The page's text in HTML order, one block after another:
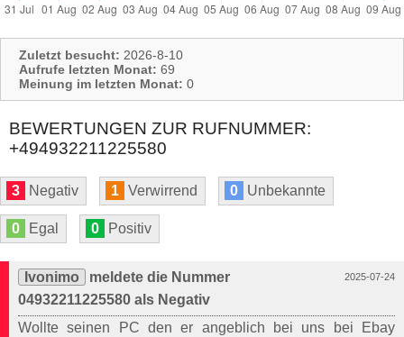
Zuletzt besucht: 2026-8-10
Aufrufe letzten Monat: 69
Meinung im letzten Monat: 0
BEWERTUNGEN ZUR RUFNUMMER:
+494932211225580
3 Negativ 1 Verwirrend 0 Unbekannte
0 Egal 0 Positiv
2025-07-24
Ivonimo
meldete die Nummer
04932211225580 als Negativ
Wollte seinen PC den er angeblich bei uns bei Ebay